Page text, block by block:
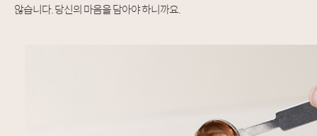
않습니다. 당신의 마음을 담아야 하니까요.